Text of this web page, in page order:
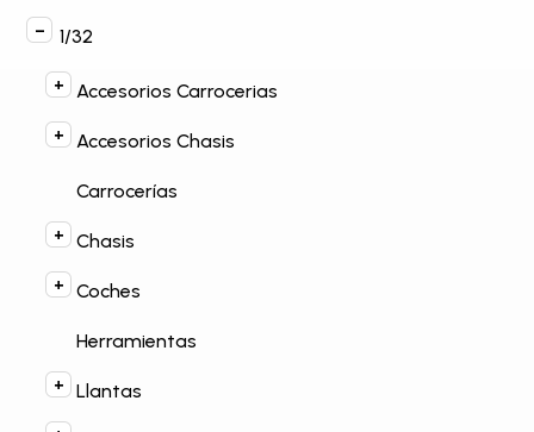
1/32
Accesorios Carrocerias
Accesorios Chasis
Carrocerías
Chasis
Coches
Herramientas
Llantas